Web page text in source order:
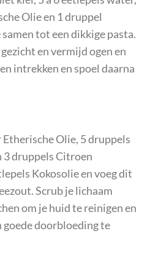
Olie en 1 druppel
tot een dikkige pasta.
en vermijd ogen en
intrekken en spoel daarna
Olie, 5 druppels
3 druppels Citroen
Kokosolie en voeg dit
Scrub je lichaam
om je huid te reinigen en
goede doorbloeding te